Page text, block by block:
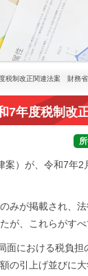
税制改正関連法案 財務
7年度税制
）が、令和7年2
みが掲載され、
が、これらがすべ
面における税負
の引上げ並びに